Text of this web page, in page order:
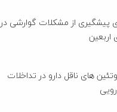
پیشگیری از مشکلات گوارشی در
اربعین
های ناقل دارو در تداخلات